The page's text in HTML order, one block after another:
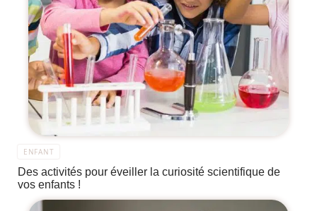
ENFANT
Des activités pour éveiller la curiosité scientifique de
vos enfants !